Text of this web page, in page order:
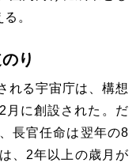
。
り
れる宇宙庁は、構想
月に創設された。だ
長官任命は翌年の8
、2年以上の歳月が